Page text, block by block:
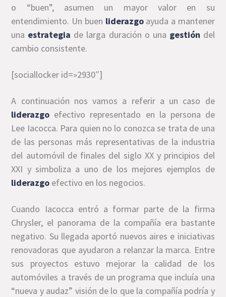
o “buen”, asumen un mayor valor en su
entendimiento. Un buen liderazgoayuda a mantener
una estrategia de larga duración o una gestión del
cambio consistente.
[sociallocker id=»2930″]
A continuación nos vamos a referir a un caso de
liderazgo efectivo representado en la persona de
Lee Iacocca. Para quien no lo conozca se trata de una
de las personas más representativas de la industria
del automóvil de finales del siglo XX y principios del
XXI y simboliza a uno de los mejores ejemplos de
liderazgo efectivo en los negocios.
Cuando Iacocca entró a formar parte de la firma
Chrysler, el panorama de la compañía era bastante
negativo. Su llegada aportó nuevos aires e iniciativas
renovadoras que ayudaron a relanzar la marca. Entre
sus proyectos estuvo mejorar la calidad de los
automóviles a través de un programa que incluía una
“nueva y audaz” visión de lo que la compañía podría y